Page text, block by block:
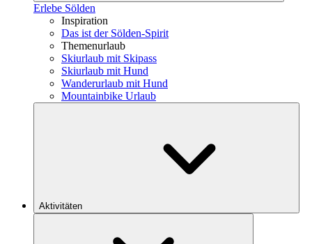
Erlebe Sölden
Inspiration
Das ist der Sölden-Spirit
Themenurlaub
Skiurlaub mit Skipass
Skiurlaub mit Hund
Wanderurlaub mit Hund
Mountainbike Urlaub
Aktivitäten